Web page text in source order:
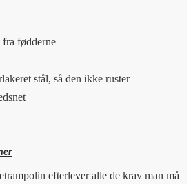
fødderne
stål, så den ikke ruster
efterlever alle de krav man må